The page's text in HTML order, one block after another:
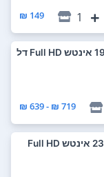
1
149 ₪
719 ₪ - 639 ₪
מסך מחשב Dell E2316H ‏23 ‏אינטש Full HD